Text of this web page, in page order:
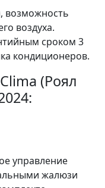
возможность
воздуха.
сроком 3
кондиционеров.
(Роял
управление
жалюзи